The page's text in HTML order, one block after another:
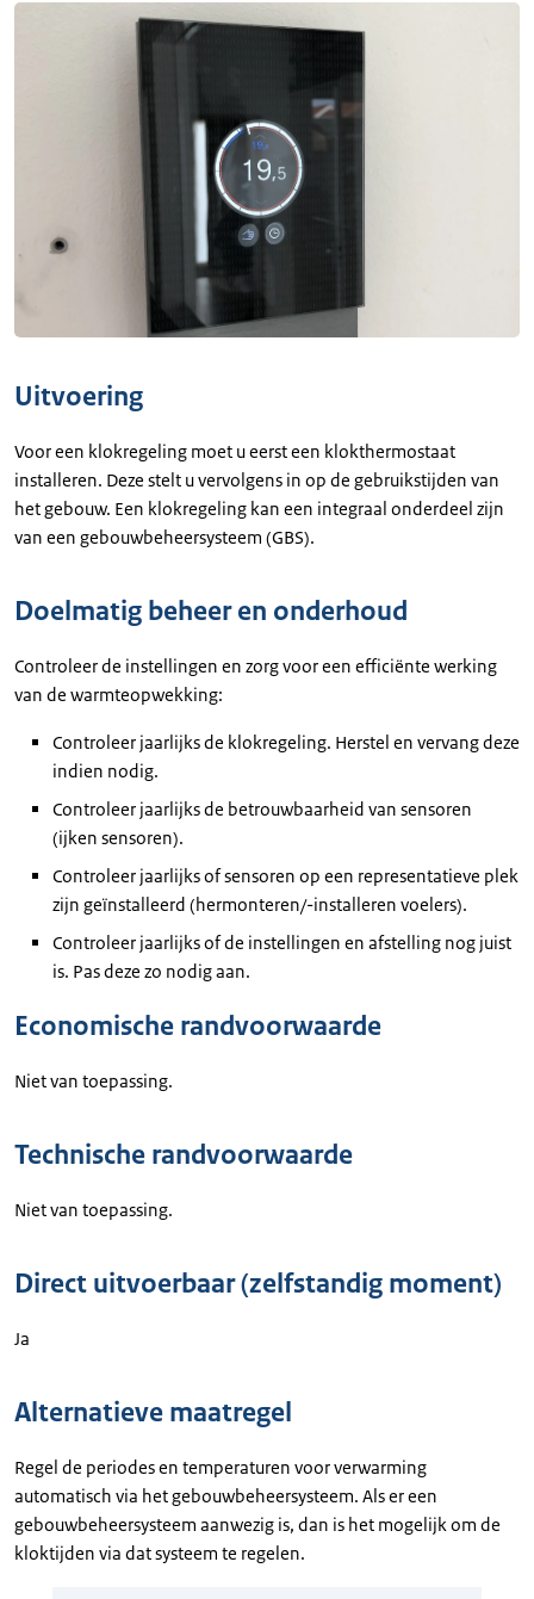
Uitvoering
Voor een klokregeling moet u eerst een klokthermostaat
installeren. Deze stelt u vervolgens in op de gebruikstijden van
het gebouw. Een klokregeling kan een integraal onderdeel zijn
van een gebouwbeheersysteem (GBS).
Doelmatig beheer en onderhoud
Controleer de instellingen en zorg voor een efficiënte werking
van de warmteopwekking:
Controleer jaarlijks de klokregeling. Herstel en vervang deze
indien nodig.
Controleer jaarlijks de betrouwbaarheid van sensoren
(ijken sensoren).
Controleer jaarlijks of sensoren op een representatieve plek
zijn geïnstalleerd (hermonteren/-installeren voelers).
Controleer jaarlijks of de instellingen en afstelling nog juist
is. Pas deze zo nodig aan.
Economische randvoorwaarde
Niet van toepassing.
Technische randvoorwaarde
Niet van toepassing.
Direct uitvoerbaar (zelfstandig moment)
Ja
Alternatieve maatregel
Regel de periodes en temperaturen voor verwarming
automatisch via het gebouwbeheersysteem. Als er een
gebouwbeheersysteem aanwezig is, dan is het mogelijk om de
kloktijden via dat systeem te regelen.